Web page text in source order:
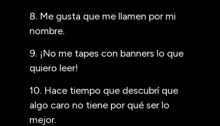
8. Me gusta que me llamen por mi
nombre.
9. ¡No me tapes con banners lo que
quiero leer!
10. Hace tiempo que descubrí que
algo caro no tiene por qué ser lo
mejor.